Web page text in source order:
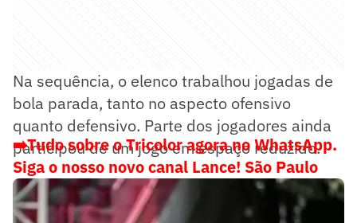
Na sequência, o elenco trabalhou jogadas de
bola parada, tanto no aspecto ofensivo
quanto defensivo. Parte dos jogadores ainda
participou de um jogo em espaço reduzido.
➡️Tudo sobre o Tricolor agora no WhatsApp.
Siga o nosso novo canal Lance! São Paulo